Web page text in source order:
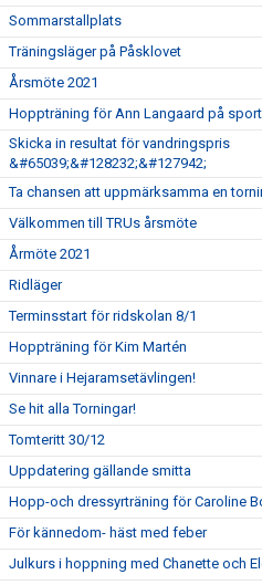
Sommarstallplats
Träningsläger på Påsklovet
Årsmöte 2021
Hoppträning för Ann Langaard på
Skicka in resultat för vandringspris
&#65039;&#128232;&#127942;
Ta chansen att uppmärksamma en
Välkommen till TRUs årsmöte
Årmöte 2021
Ridläger
Terminsstart för ridskolan 8/1
Hoppträning för Kim Martén
Vinnare i Hejaramsetävlingen!
Se hit alla Torningar!
Tomteritt 30/12
Uppdatering gällande smitta
Hopp-och dressyrträning för Caroline
För kännedom- häst med feber
Julkurs i hoppning med Chanette och